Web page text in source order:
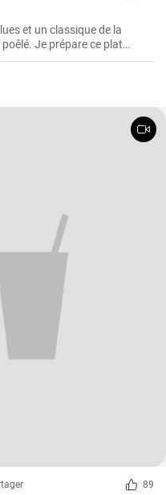
et un classique de la
Je prépare ce plat
et j'ai fait de petits
Je suis très
89